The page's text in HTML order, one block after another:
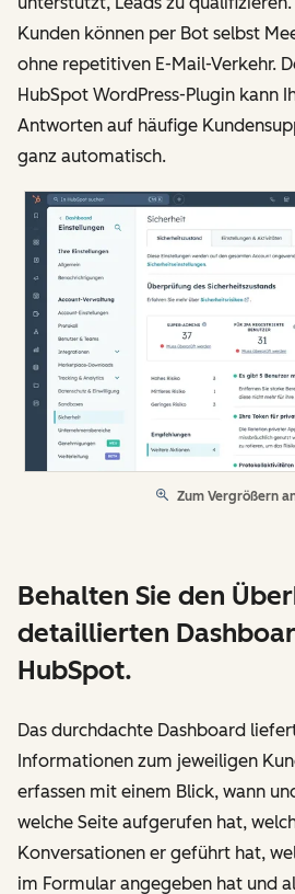
Kunden können per Bot selbst
ohne repetitiven E-Mail-Verkehr.
HubSpot WordPress-Plugin kann
Antworten auf häufige
ganz automatisch.
Zum Vergrößern
Behalten Sie den
detaillierten
HubSpot.
Das durchdachte Dashboard
Informationen zum jeweiligen
erfassen mit einem Blick, wann
welche Seite aufgerufen hat,
Konversationen er geführt hat,
im Formular angegeben hat und